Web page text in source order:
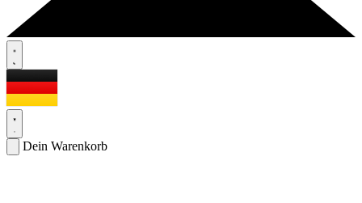
Dein Warenkorb